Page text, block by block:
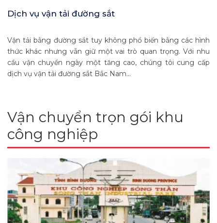
Dịch vụ vận tải đường sắt
Vận tải bằng đường sắt tuy không phổ biến bằng các hình
thức khác nhưng vẫn giữ một vai trò quan trọng. Với nhu
cầu vận chuyển ngày một tăng cao, chúng tôi cung cấp
dịch vụ vận tải đường sắt Bắc Nam...
Vận chuyển trọn gói khu
công nghiệp